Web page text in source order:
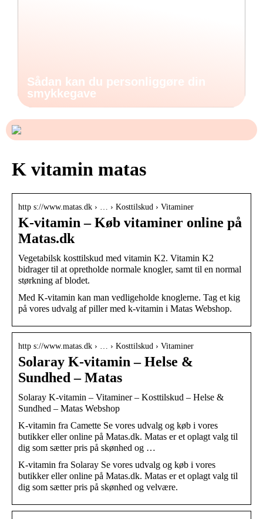
Sådan kan du personliggøre din
smykkegave
K vitamin matas
http s://www.matas.dk › … › Kosttilskud › Vitaminer
K-vitamin – Køb vitaminer online på
Matas.dk
Vegetabilsk kosttilskud med vitamin K2. Vitamin K2
bidrager til at opretholde normale knogler, samt til en normal
størkning af blodet.
Med K-vitamin kan man vedligeholde knoglerne. Tag et kig
på vores udvalg af piller med k-vitamin i Matas Webshop.
http s://www.matas.dk › … › Kosttilskud › Vitaminer
Solaray K-vitamin – Helse &
Sundhed – Matas
Solaray K-vitamin – Vitaminer – Kosttilskud – Helse &
Sundhed – Matas Webshop
K-vitamin fra Camette Se vores udvalg og køb i vores
butikker eller online på Matas.dk. Matas er et oplagt valg til
dig som sætter pris på skønhed og …
K-vitamin fra Solaray Se vores udvalg og køb i vores
butikker eller online på Matas.dk. Matas er et oplagt valg til
dig som sætter pris på skønhed og velvære.